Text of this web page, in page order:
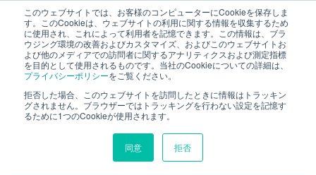
このウェブサイトでは、お客様のコンピューターにCookieを保存しま
す。このCookieは、ウェブサイトの利用に関する情報を収集するため
に使用され、これによって利用者を記憶できます。この情報は、ブラ
ウジング環境の改善およびカスタマイズ、およびこのウェブサイトお
よび他のメディアでの訪問者に関するアナリティクスおよび測定指標
を目的として使用されるものです。当社のCookieについての詳細は、
プライバシーポリシーをご覧ください。
拒否した場合、このウェブサイトを訪問したときに情報はトラッキン
グされません。ブラウザーではトラッキングを行わない設定を記憶す
るために1つのCookieが使用されます。
同意 拒否
TimeTracker Help
Cross-project Management and Analysis
On this page
Check Milestones